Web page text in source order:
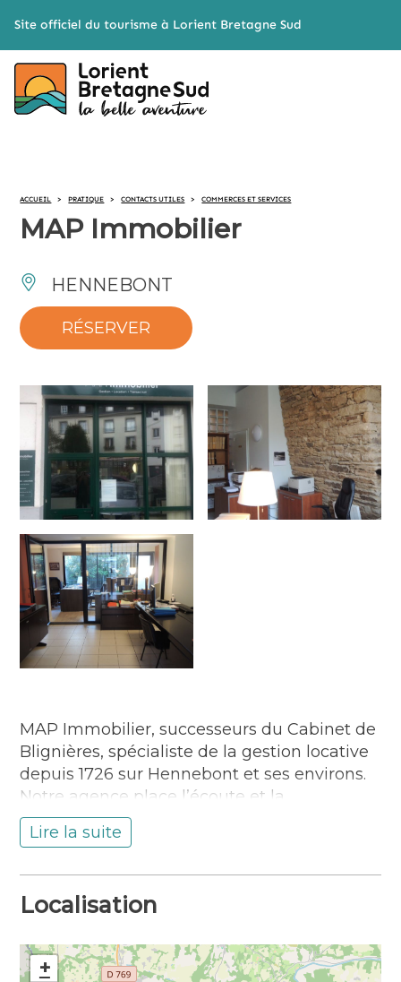
Site officiel du tourisme à Lorient Bretagne Sud
ACCUEIL > PRATIQUE > CONTACTS UTILES > COMMERCES ET SERVICES
MAP Immobilier
HENNEBONT
RÉSERVER
MAP Immobilier, successeurs du Cabinet de
Blignières, spécialiste de la gestion locative
depuis 1726 sur Hennebont et ses environs.
Notre agence place l’écoute et la
transparence au centre de chaque échange.
En comprenant précisément vos attentes,
nous vous accompagnons dans tous vos
projets : trouver un logement, louer, vendre
ou faire gérer un bien en toute sérénité.
À taille humaine et implantée au cœur
d’Hennebont, notre équipe met à votre
Lire la suite
Localisation
+